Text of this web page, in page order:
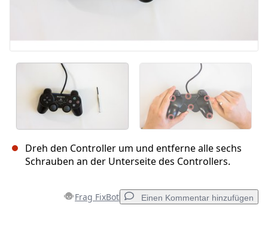
Dreh den Controller um und entferne alle sechs
Schrauben an der Unterseite des Controllers.
Frag FixBot Einen Kommentar hinzufügen